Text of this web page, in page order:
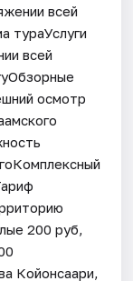
всей
тураУслуги
всей
осмотр
200 руб,
Койонсаари,